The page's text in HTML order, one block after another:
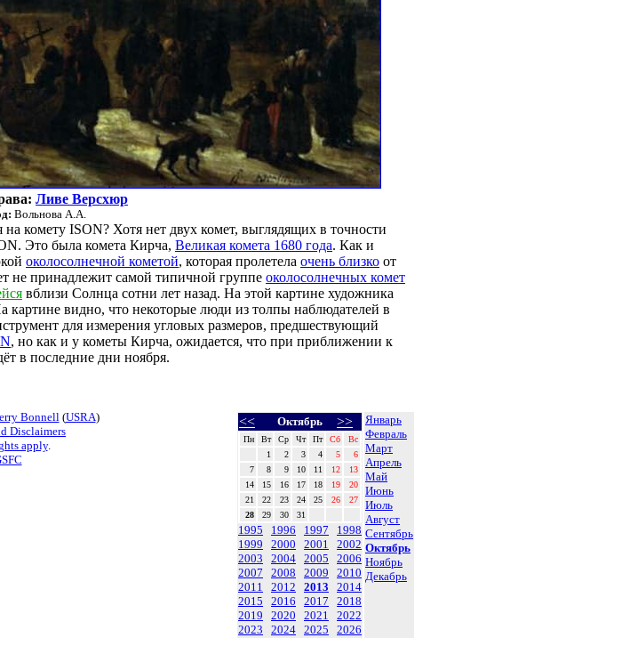
Ливе Версхюр
Вольнова А.А.
комету ISON? Хотя нет двух комет, выглядящих в точности
Это была комета Кирча, Великая комета 1680 года. Как и
околосолнечной кометой, которая пролетела очень близко от
не принадлежит самой типичной группе околосолнечных комет
вблизи Солнца сотни лет назад. На этой картине художника
картине видно, что некоторые люди из толпы наблюдателей в
для измерения угловых размеров, предшествующий
, но как и у кометы Кирча, ожидается, что при приближении к
в последние дни ноября.
<< Октябрь >>
Пн Вт Ср Чт Пт Сб
Вс
1
2 3 4 5
6
7
8 9 10 11 12
13
14
15 16 17 18 19
20
21
22 23 24 25 26
27
28
29 30 31
1995 1996 1997
1998
1999
2000 2001
2002
2003
2004 2005
2006
2007
2008 2009
2010
2011
2012 2013
2014
2015
2016 2017
2018
2019
2020 2021
2022
2023
2024 2025 2026
Январь
Февраль
Март
Апрель
Май
Июнь
Июль
Август
Сентябрь
Октябрь
Ноябрь
Декабрь
Bonnell(USRA)
Disclaimers
apply.